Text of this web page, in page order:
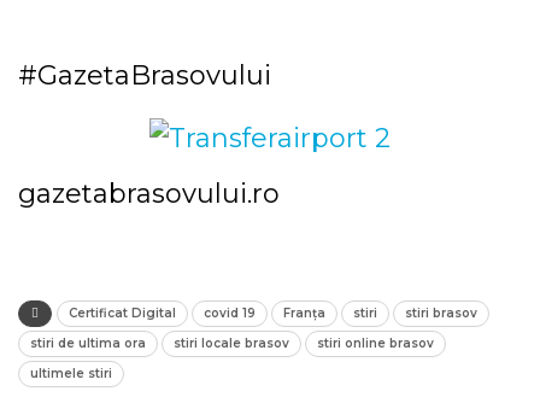
#GazetaBrasovului
gazetabrasovului.ro
Certificat Digital covid 19 Franța stiri
stiri brasov
stiri de ultima ora
stiri locale brasov
stiri online brasov
ultimele stiri